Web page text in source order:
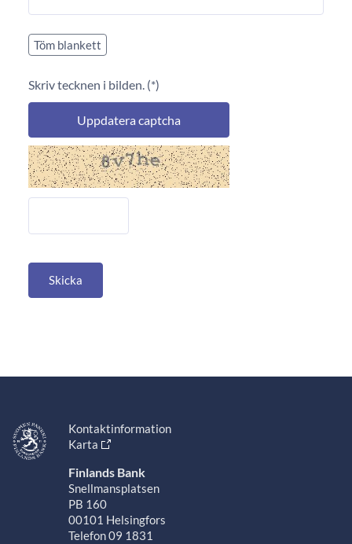
Skriv tecknen i bilden.
Uppdatera captcha
Skicka
Kontaktinformation
Karta
Finlands Bank
Snellmansplatsen
PB 160
00101 Helsingfors
Telefon 09 1831